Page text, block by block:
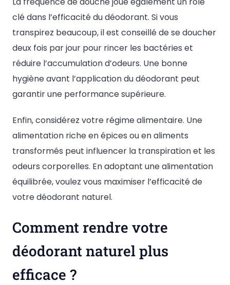
clé dans l’efficacité du déodorant. Si vous
transpirez beaucoup, il est conseillé de se doucher
deux fois par jour pour rincer les bactéries et
réduire l’accumulation d’odeurs. Une bonne
hygiène avant l’application du déodorant peut
garantir une performance supérieure.
Enfin, considérez votre régime alimentaire. Une
alimentation riche en épices ou en aliments
transformés peut influencer la transpiration et les
odeurs corporelles. En adoptant une alimentation
équilibrée, voulez vous maximiser l’efficacité de
votre déodorant naturel.
Comment rendre votre
déodorant naturel plus
efficace ?